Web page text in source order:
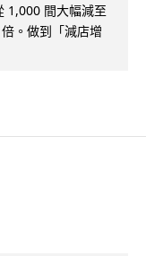
1,000 間大幅減至
。做到「減店增